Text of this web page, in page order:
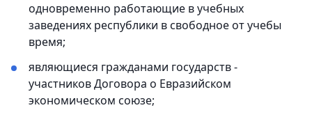
одновременно работающие в учебных
заведениях республики в свободное от учебы
время;
являющиеся гражданами государств -
участников Договора о Евразийском
экономическом союзе;